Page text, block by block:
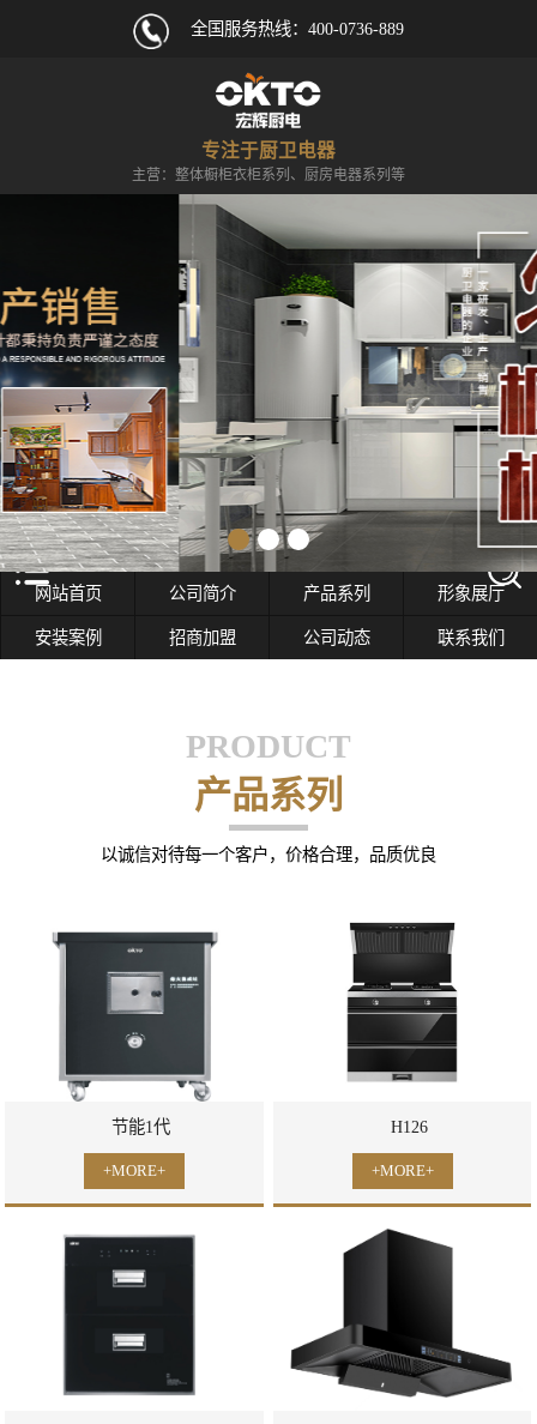
全国服务热线： 400-0736-889
专注于厨卫电器
主营：整体橱柜衣柜系列、厨房电器系列等
网站首页 公司简介 产品系列 形象展厅
安装案例 招商加盟 公司动态 联系我们
PRODUCT
产品系列
以诚信对待每一个客户，价格合理，品质优良
节能1代
+MORE+
H126
+MORE+